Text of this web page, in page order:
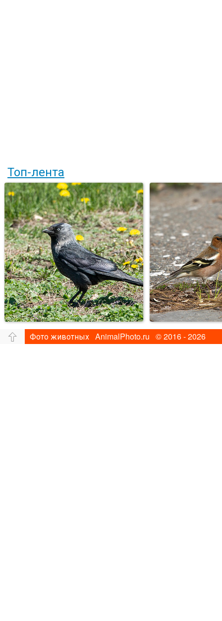
Топ-лента
Фото животных AnimalPhoto.ru © 2016 - 2026